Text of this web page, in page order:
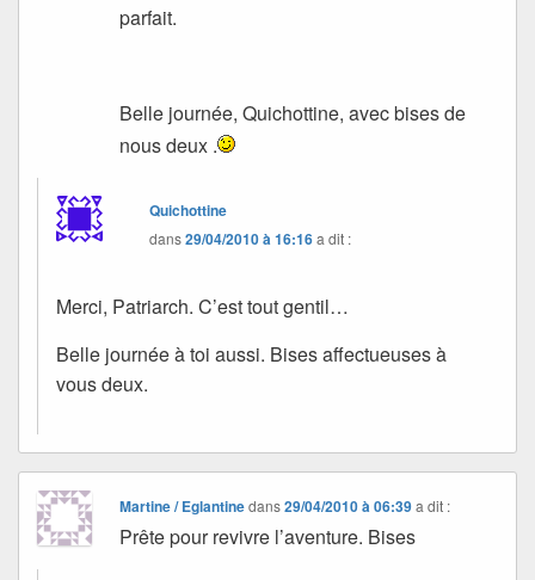
parfait.
Belle journée, Quichottine, avec bises de
nous deux .
Quichottine
dans29/04/2010 à 16:16a dit :
Merci, Patriarch. C’est tout gentil…
Belle journée à toi aussi. Bises affectueuses à
vous deux.
Martine / Eglantinedans29/04/2010 à 06:39 a dit :
Prête pour revivre l’aventure. Bises